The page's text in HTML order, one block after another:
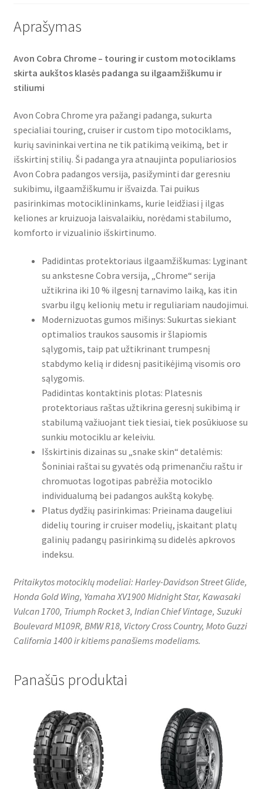
Aprašymas
Avon Cobra Chrome – touring ir custom motociklams
skirta aukštos klasės padanga su ilgaamžiškumu ir
stiliumi
Avon Cobra Chrome yra pažangi padanga, sukurta
specialiai touring, cruiser ir custom tipo motociklams,
kurių savininkai vertina ne tik patikimą veikimą, bet ir
išskirtinį stilių. Ši padanga yra atnaujinta populiariosios
Avon Cobra padangos versija, pasižyminti dar geresniu
sukibimu, ilgaamžiškumu ir išvaizda. Tai puikus
pasirinkimas motociklininkams, kurie leidžiasi į ilgas
keliones ar kruizuoja laisvalaikiu, norėdami stabilumo,
komforto ir vizualinio išskirtinumo.
Padidintas protektoriaus ilgaamžiškumas: Lyginant
su ankstesne Cobra versija, „Chrome“ serija
užtikrina iki 10 % ilgesnį tarnavimo laiką, kas itin
svarbu ilgų kelionių metu ir reguliariam naudojimui.
Modernizuotas gumos mišinys: Sukurtas siekiant
optimalios traukos sausomis ir šlapiomis
sąlygomis, taip pat užtikrinant trumpesnį
stabdymo kelią ir didesnį pasitikėjimą visomis oro
sąlygomis.
Padidintas kontaktinis plotas: Platesnis
protektoriaus raštas užtikrina geresnį sukibimą ir
stabilumą važiuojant tiek tiesiai, tiek posūkiuose su
sunkiu motociklu ar keleiviu.
Išskirtinis dizainas su „snake skin“ detalėmis:
Šoniniai raštai su gyvatės odą primenančiu raštu ir
chromuotas logotipas pabrėžia motociklo
individualumą bei padangos aukštą kokybę.
Platus dydžių pasirinkimas: Prieinama daugeliui
didelių touring ir cruiser modelių, įskaitant platų
galinių padangų pasirinkimą su didelės apkrovos
indeksu.
Pritaikytos motociklų modeliai: Harley-Davidson Street Glide,
Honda Gold Wing, Yamaha XV1900 Midnight Star, Kawasaki
Vulcan 1700, Triumph Rocket 3, Indian Chief Vintage, Suzuki
Boulevard M109R, BMW R18, Victory Cross Country, Moto Guzzi
California 1400 ir kitiems panašiems modeliams.
Panašūs produktai